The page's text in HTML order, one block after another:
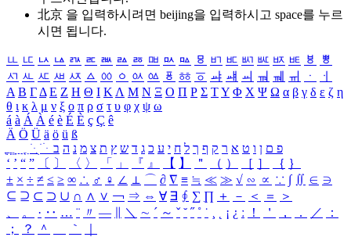
北京 을 입력하시려면 beijing을 입력하시고 space를 누르
시면 됩니다.
ㅥ ㅦ ㅧ ㅨ ㅩ ㅪ ㅫ ㅬ ㅭ ㅮ ㅯ ㅰ ㅱ ㅲ ㅳ ㅴ ㅵ ㅶ ㅷ ㅸ
ㅹ
ㅺ ㅻ ㅼ ㅽ ㅾ ㅿ ㆀ ㆁ ㆂ ㆃ ㆄ ㆅ ㆆ ㆇ ㆈ ㆉ ㆊ ㆋ ㆌ ㆍ
ㆎ
Α Β ΓΔ Ε Ζ Η Θ Ι ΚΛ Μ Ν Ξ Ο Π Ρ Σ ΤΥ Φ Χ Ψ Ω α β γ δ ε ζ η
θ ι κ λ μ ν ξ ο π ρ σ τ υ φ χ ψ ω
á à Á À é è É È ç Ç ê
Ä Ö Ü ä ö ü ß
ִֶֹ ֻּ ׁׂ פ ם ן ו ט א ר ק ף ך ל ח י ע כ ג ד ש ץ ת צ מ נ ה ב
‘ ’ “ ” 〔 〕 〈 〉 「 」 『 』 【 】 ＂ （ ） ［ ］ ｛ ｝
± × ÷ ≠ ≤ ≥ ∞ ∴ ♂ ♀ ∠ ⊥ ⌒ ∂ ∇ ≡ ≒ ≪ ≫ √ ∽ ∝ ∵ ∫ ∬ ∈ ∋
⊆ ⊇ ⊂ ⊃ ∪ ∩ ∧ ∨ ￢ ⇒ ⇔ ∀ ∃ ∮ ∑ ∏ ＋ － ＜ ＝
＞
、
。 · ‥ … ¨ 〃 ― ＼ ∼ ´ ～ ˇ ˘ ˝ ˚ ˙ ¸ ¡ ¿ ː ！ ＇ ， ． ／
：
；
？ ＾ ｀